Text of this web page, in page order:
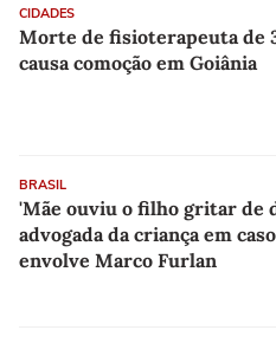
CIDADES
Morte de fisioterapeuta de
causa comoção em Goiânia
BRASIL
'Mãe ouviu o filho gritar de
advogada da criança em
envolve Marco Furlan